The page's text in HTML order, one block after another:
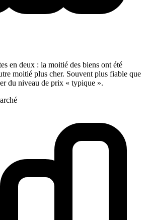
en deux : la moitié des biens ont été
moitié plus cher. Souvent plus fiable que
du niveau de prix « typique ».